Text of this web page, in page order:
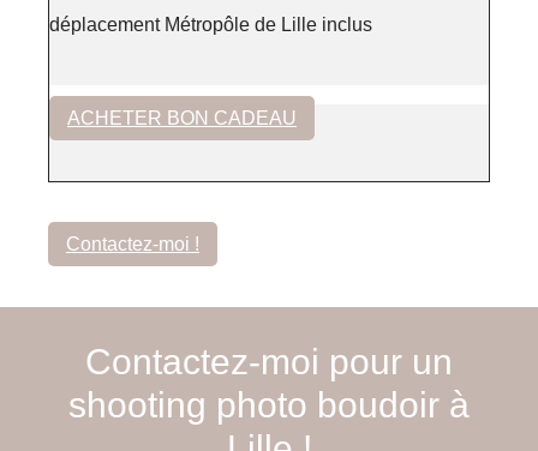
déplacement Métropôle de Lille inclus
ACHETER BON CADEAU
Contactez-moi !
Contactez-moi pour un
shooting photo boudoir à